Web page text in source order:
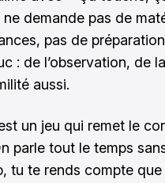
ne demande pas de
pas de
: de l’observation, de
aussi.
un jeu qui remet le
parle tout le temps
tu te rends compte